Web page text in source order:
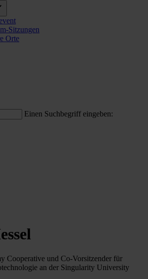
Sitzungen
Orte
Einen Suchbegriff eingeben:
Cooperative und Co-Vorsitzender für
an der Singularity University